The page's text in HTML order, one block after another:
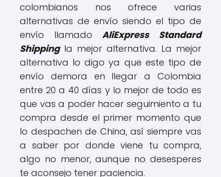
colombianos nos ofrece varias
alternativas de envío siendo el tipo de
envío llamadoAliExpress Standard
Shippingla mejor alternativa. La mejor
alternativa lo digo ya que este tipo de
envío demora en llegar a Colombia
entre 20 a 40 días y lo mejor de todo es
que vas a poder hacer seguimiento a tu
compra desde el primer momento que
lo despachen de China, así siempre vas
a saber por donde viene tu compra,
algo no menor, aunque no desesperes
te aconsejo tener paciencia.